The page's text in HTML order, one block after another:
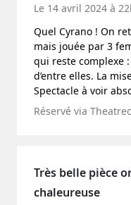
Le 14 avril 2024 à
Quel Cyrano ! On
mais jouée par 3
qui reste complexe
d’entre elles. La
Spectacle à voir
Réservé via
Très belle pièce
chaleureuse